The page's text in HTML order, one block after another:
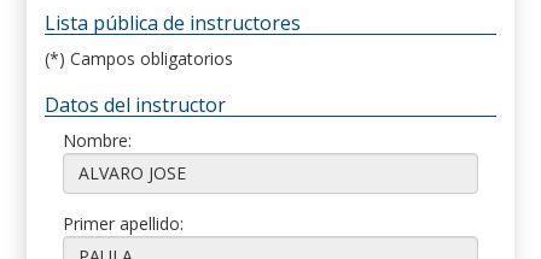
Lista pública de instructores
(*) Campos obligatorios
Datos del instructor
Nombre:
Primer apellido: